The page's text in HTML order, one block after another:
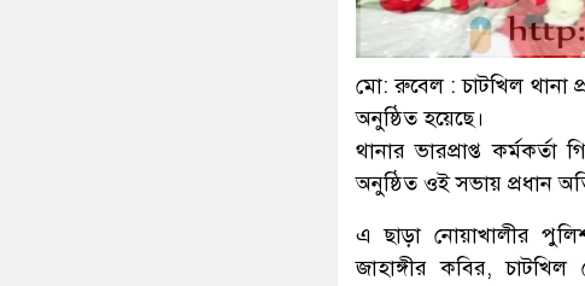
মো: রুবেল : চাটখিল থানা
অনুষ্ঠিত হয়েছে।
থানার ভারপ্রাপ্ত
অনুষ্ঠিত ওই সভায় প্রধান
এ ছাড়া নোয়াখালীর
জাহাঙ্গীর কবির,